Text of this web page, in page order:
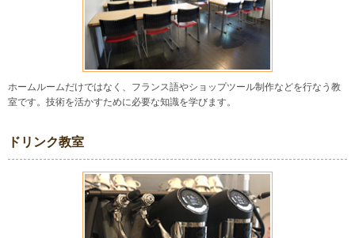
ホームルームだけではなく、フランス語やショップツール制作などを行なう教
室です。技術を活かすために必要な知識を学びます。
ドリンク教室